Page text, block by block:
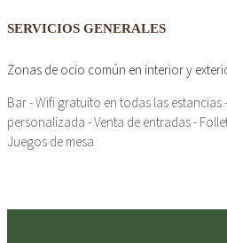
SERVICIOS GENERALES
Zonas de ocio común en interior y
Bar - Wifi gratuito en todas las estancias
personalizada - Venta de entradas -
Juegos de mesa